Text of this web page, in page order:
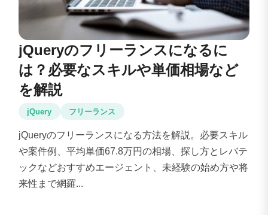
jQueryのフリーランスになるに
は？必要なスキルや単価相場など
を解説
jQuery フリーランス
jQueryのフリーランスになる方法を解説。必要スキル
や案件例、平均単価67.8万円の相場、探し方とレバテ
ックなどおすすめエージェント、未経験の始め方や将
来性まで網羅...